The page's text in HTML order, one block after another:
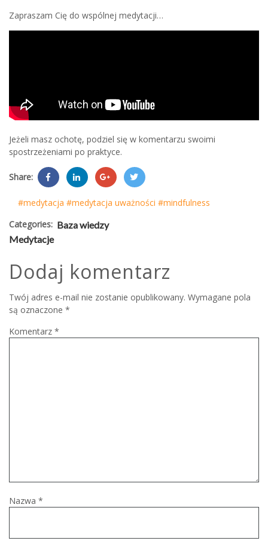
Zapraszam Cię do wspólnej medytacji…
Jeżeli masz ochotę, podziel się w komentarzu swoimi
spostrzeżeniami po praktyce.
Share:
#medytacja #medytacja uważności #mindfulness
Categories: Baza wiedzy
Medytacje
Dodaj komentarz
Twój adres e-mail nie zostanie opublikowany. Wymagane pola
są oznaczone *
Komentarz *
Nazwa *